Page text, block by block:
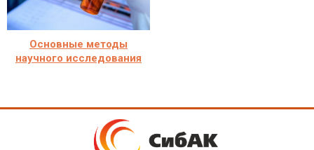
Основные методы
научного исследования